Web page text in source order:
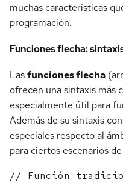
muchas características
programación.
Funciones flecha:
Lasfunciones flecha
ofrecen una sintaxis más
especialmente útil para
Además de su sintaxis
especiales respecto al
para ciertos escenarios
// Función